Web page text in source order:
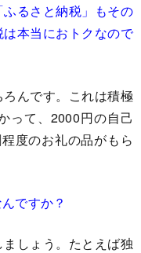
るさと納税」もその
本当におトクなので
ろんです。これは積極
って、2000円の自己
度のお礼の品がもら
ですか？
しょう。たとえば独